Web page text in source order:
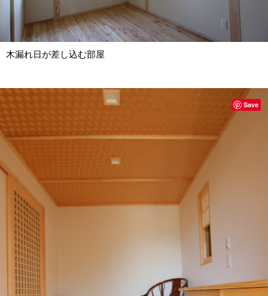
木漏れ日が差し込む部屋
Save